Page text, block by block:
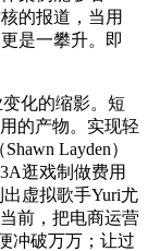
的报道，当用
是一攀升。即
化的缩影。短
的产物。实现轻
Layden）
逛戏制做费用
虚拟歌手Yuri尤
前，把电商运营
冲破万万；让过